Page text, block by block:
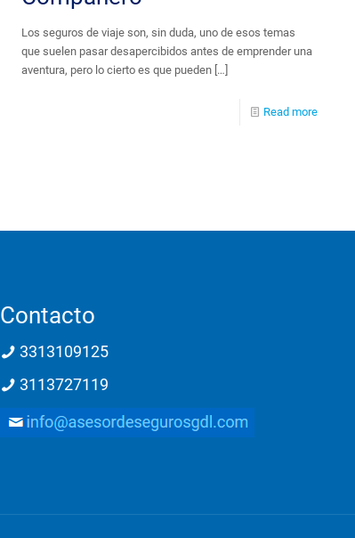
Los seguros de viaje son, sin duda, uno de esos temas
que suelen pasar desapercibidos antes de emprender una
aventura, pero lo cierto es que pueden[…]
Read more
Contacto
3313109125
3113727119